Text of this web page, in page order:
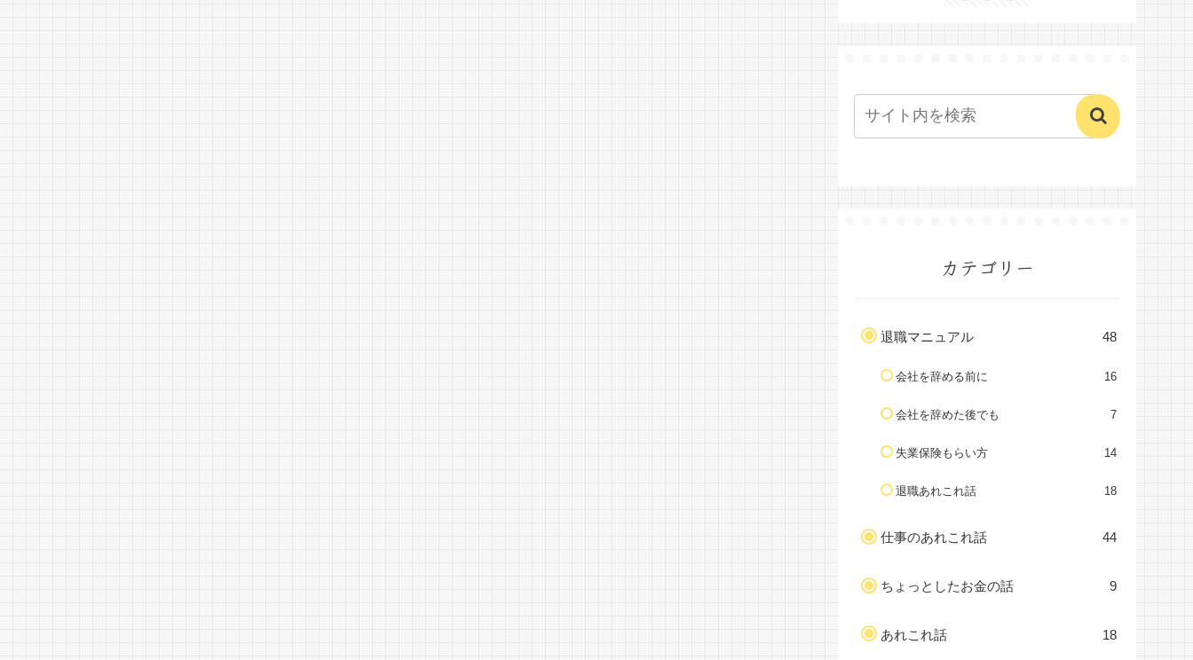
カテゴリー
退職マニュアル 48
会社を辞める前に 16
会社を辞めた後でも 7
失業保険もらい方 14
退職あれこれ話 18
仕事のあれこれ話 44
ちょっとしたお金の話 9
あれこれ話 18